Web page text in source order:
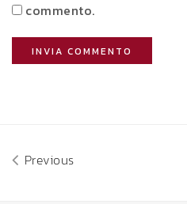
commento.
Previous